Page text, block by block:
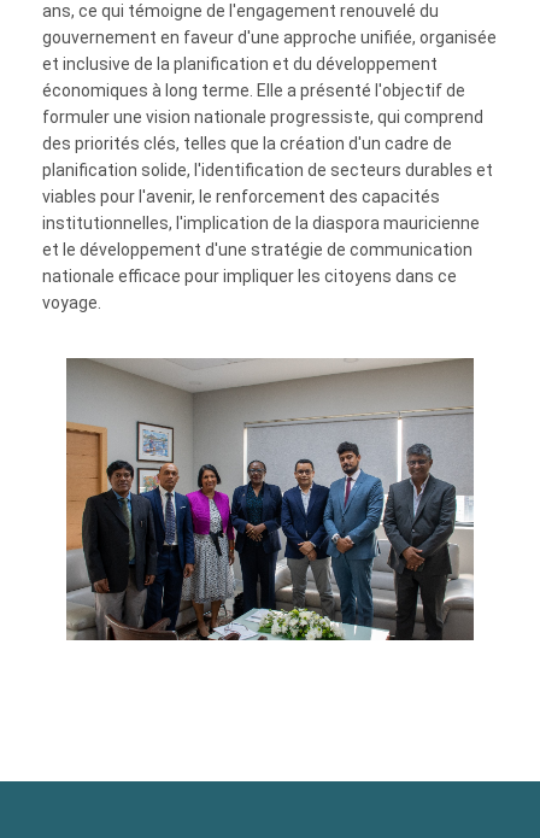
ans, ce qui témoigne de l'engagement renouvelé du
gouvernement en faveur d'une approche unifiée, organisée
et inclusive de la planification et du développement
économiques à long terme. Elle a présenté l'objectif de
formuler une vision nationale progressiste, qui comprend
des priorités clés, telles que la création d'un cadre de
planification solide, l'identification de secteurs durables et
viables pour l'avenir, le renforcement des capacités
institutionnelles, l'implication de la diaspora mauricienne
et le développement d'une stratégie de communication
nationale efficace pour impliquer les citoyens dans ce
voyage.